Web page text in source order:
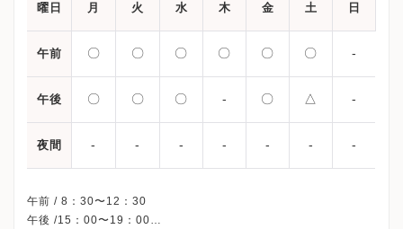
曜日 月 火 水 木 金 土 日
午前 〇 〇 〇 〇 〇 〇 -
午後 〇 〇 〇 - 〇 △ -
夜間 - - - - - - -
午前 / 8：30〜12：30
午後 /15：00〜19：00